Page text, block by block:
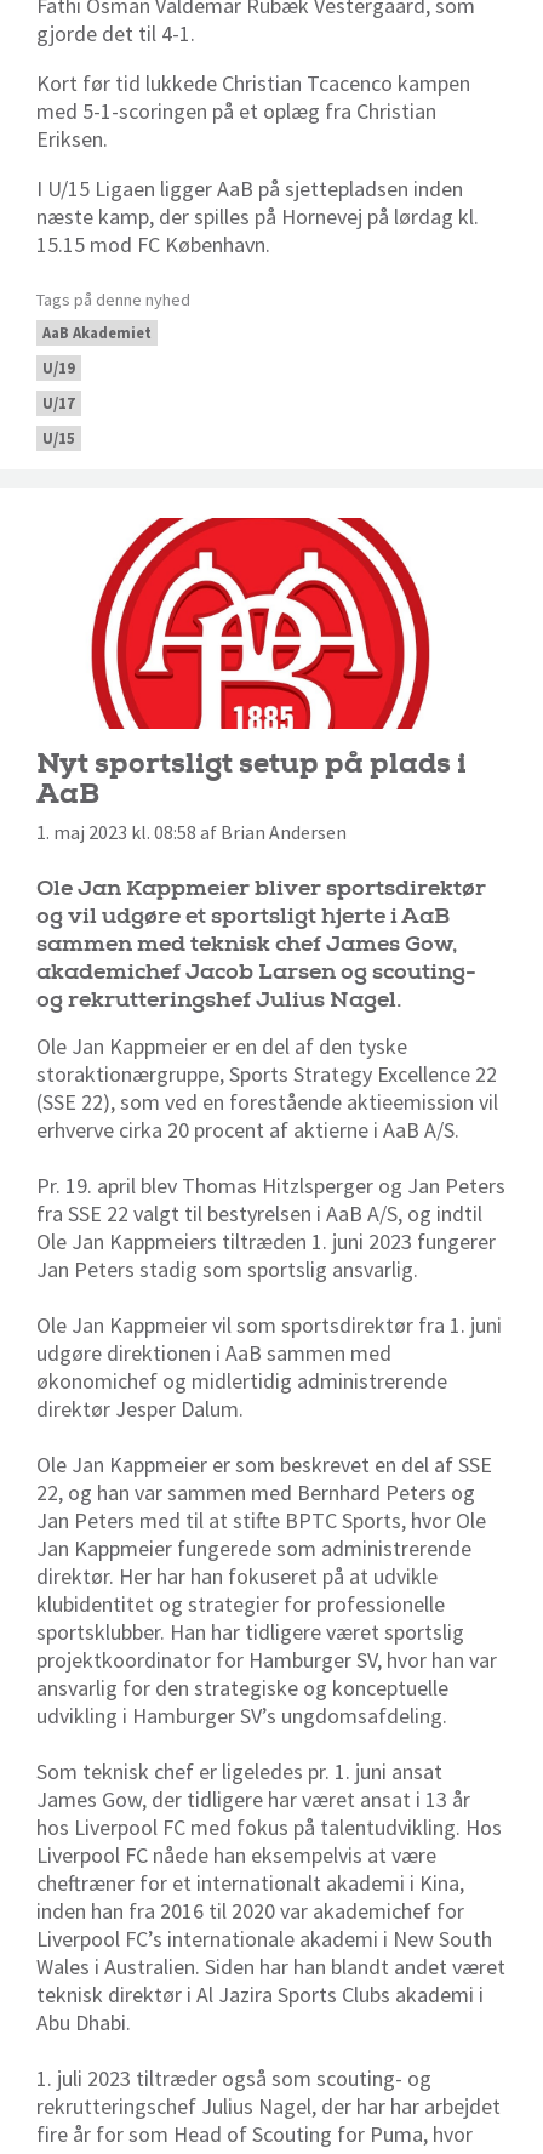
Fathi Osman Valdemar Rubæk Vestergaard, som
gjorde det til 4-1.
Kort før tid lukkede Christian Tcacenco kampen
med 5-1-scoringen på et oplæg fra Christian
Eriksen.
I U/15 Ligaen ligger AaB på sjettepladsen inden
næste kamp, der spilles på Hornevej på lørdag kl.
15.15 mod FC København.
Tags på denne nyhed
AaB Akademiet
U/19
U/17
U/15
Nyt sportsligt setup på plads i
AaB
1. maj 2023 kl. 08:58 af Brian Andersen
Ole Jan Kappmeier bliver sportsdirektør
og vil udgøre et sportsligt hjerte i AaB
sammen med teknisk chef James Gow,
akademichef Jacob Larsen og scouting-
og rekrutteringshef Julius Nagel.
Ole Jan Kappmeier er en del af den tyske
storaktionærgruppe, Sports Strategy Excellence 22
(SSE 22), som ved en forestående aktieemission vil
erhverve cirka 20 procent af aktierne i AaB A/S.
Pr. 19. april blev Thomas Hitzlsperger og Jan Peters
fra SSE 22 valgt til bestyrelsen i AaB A/S, og indtil
Ole Jan Kappmeiers tiltræden 1. juni 2023 fungerer
Jan Peters stadig som sportslig ansvarlig.
Ole Jan Kappmeier vil som sportsdirektør fra 1. juni
udgøre direktionen i AaB sammen med
økonomichef og midlertidig administrerende
direktør Jesper Dalum.
Ole Jan Kappmeier er som beskrevet en del af SSE
22, og han var sammen med Bernhard Peters og
Jan Peters med til at stifte BPTC Sports, hvor Ole
Jan Kappmeier fungerede som administrerende
direktør. Her har han fokuseret på at udvikle
klubidentitet og strategier for professionelle
sportsklubber. Han har tidligere været sportslig
projektkoordinator for Hamburger SV, hvor han var
ansvarlig for den strategiske og konceptuelle
udvikling i Hamburger SV’s ungdomsafdeling.
Som teknisk chef er ligeledes pr. 1. juni ansat
James Gow, der tidligere har været ansat i 13 år
hos Liverpool FC med fokus på talentudvikling. Hos
Liverpool FC nåede han eksempelvis at være
cheftræner for et internationalt akademi i Kina,
inden han fra 2016 til 2020 var akademichef for
Liverpool FC’s internationale akademi i New South
Wales i Australien. Siden har han blandt andet været
teknisk direktør i Al Jazira Sports Clubs akademi i
Abu Dhabi.
1. juli 2023 tiltræder også som scouting- og
rekrutteringschef Julius Nagel, der har har arbejdet
fire år for som Head of Scouting for Puma, hvor